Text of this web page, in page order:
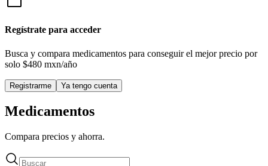
Regístrate para acceder
Busca y compara medicamentos para conseguir el mejor precio por
solo $480 mxn/año
Registrarme Ya tengo cuenta
Medicamentos
Compara precios y ahorra.